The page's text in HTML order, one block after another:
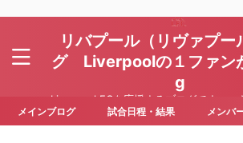
リバプール（リヴァプー
グ Liverpoolの１ファン
g
Liverpool FCを応援するブログです
ru Yoda
メインブログ 試合日程・結果 メンバ